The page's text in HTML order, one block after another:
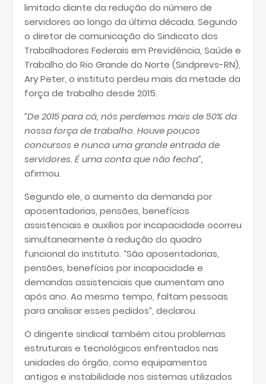
limitado diante da redução do número de
servidores ao longo da última década. Segundo
o diretor de comunicação do Sindicato dos
Trabalhadores Federais em Previdência, Saúde e
Trabalho do Rio Grande do Norte (Sindprevs-RN),
Ary Peter, o instituto perdeu mais da metade da
força de trabalho desde 2015.
“De 2015 para cá, nós perdemos mais de 50% da
nossa força de trabalho. Houve poucos
concursos e nunca uma grande entrada de
servidores. É uma conta que não fecha”,
afirmou.
Segundo ele, o aumento da demanda por
aposentadorias, pensões, benefícios
assistenciais e auxílios por incapacidade ocorreu
simultaneamente à redução do quadro
funcional do instituto. “São aposentadorias,
pensões, benefícios por incapacidade e
demandas assistenciais que aumentam ano
após ano. Ao mesmo tempo, faltam pessoas
para analisar esses pedidos”, declarou.
O dirigente sindical também citou problemas
estruturais e tecnológicos enfrentados nas
unidades do órgão, como equipamentos
antigos e instabilidade nos sistemas utilizados